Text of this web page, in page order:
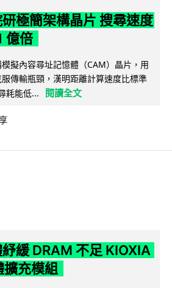
極簡架構晶片 搜尋速度
億倍
擬內容尋址記憶體（CAM）晶片，用
傳輸瓶頸，漢明距離計算速度比標準
耗能低...
閱讀全文
緩 DRAM 不足 KIOXIA
充模組